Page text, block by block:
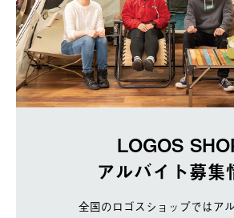
LOGOS
アルバイト募集
全国のロゴスショップではア